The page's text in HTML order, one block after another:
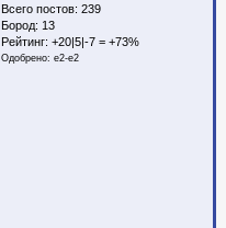
Всего постов: 239
Бород: 13
Рейтинг: +20|5|-7 = +73%
Одобрено: e2-e2